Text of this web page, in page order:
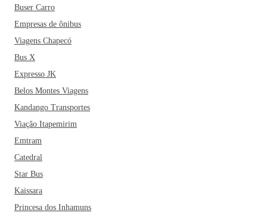
Buser Carro
Empresas de ônibus
Viagens Chapecó
Bus X
Expresso JK
Belos Montes Viagens
Kandango Transportes
Viação Itapemirim
Emtram
Catedral
Star Bus
Kaissara
Princesa dos Inhamuns